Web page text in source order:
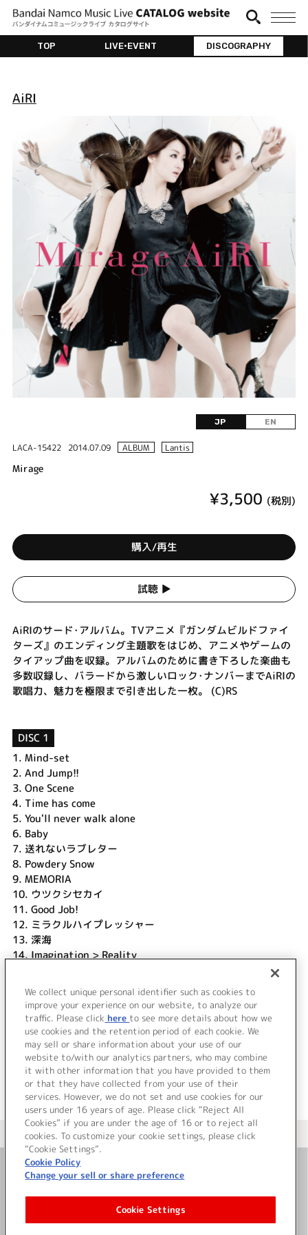
TOP LIVE•EVENT DISCOGRAPHY
AiRI
JP EN
LACA-15422 2014.07.09 ALBUM Lantis
Mirage
¥3,500 (税別)
購入/再生
試聴 ▶︎
AiRIのサード･アルバム。TVアニメ『ガンダムビルドファイ
ターズ』のエンディング主題歌をはじめ、アニメやゲームの
タイアップ曲を収録。アルバムのために書き下ろした楽曲も
多数収録し、バラードから激しいロック･ナンバーまでAiRIの
歌唱力、魅力を極限まで引き出した一枚。 (C)RS
DISC 1
1. Mind-set
2. And Jump!!
3. One Scene
4. Time has come
5. You'll never walk alone
6. Baby
7. 送れないラブレター
8. Powdery Snow
9. MEMORIA
10. ウツクシセカイ
11. Good Job!
12. ミラクルハイプレッシャー
13. 深海
14.Imagination > Reality
DISC 2
Mind-set Music Video Clip
＜ BACK
＜ カタログサイト トップページへ
お問い合わせ
サイト利用について
We collect unique personal identifier such as cookies to
improve your experience on our website, to analyze our
traffic. Please click here to see more details about how we
use cookies and the retention period of each cookie. We
may sell or share information about your use of our
website to/with our analytics partners, who may combine
it with other information that you have provided to them
or that they have collected from your use of their
services. However, we do not set and use cookies for our
users under 16 years of age. Please click “Reject All
Cookies” if you are under the age of 16 or to reject all
cookies. To customize your cookie settings, please click
“Cookie Settings”.
Cookie Policy
Change your sell or share preference
Cookie Settings